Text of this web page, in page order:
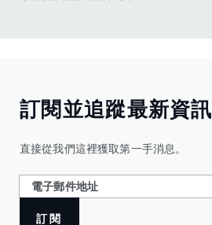
訂閱並追蹤最新資訊
直接從我們這裡獲取第一手消息。
訂閱